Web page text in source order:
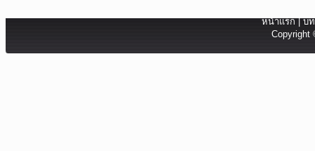
หน้าแรก|บ
Copyright